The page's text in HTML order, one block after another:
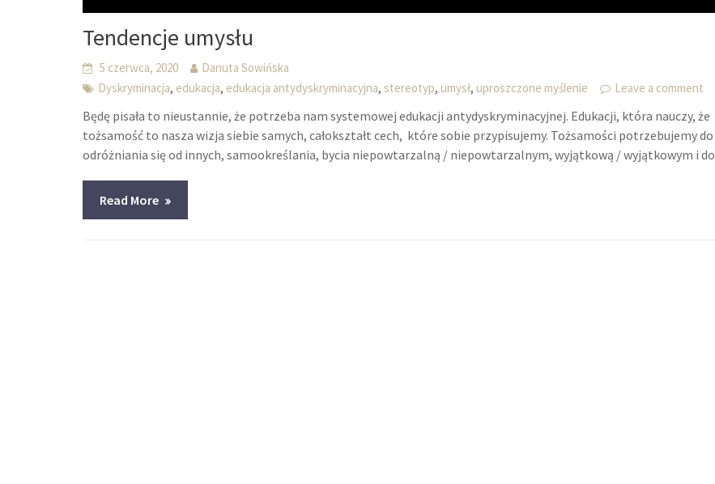
Tendencje umysłu
5 czerwca, 2020
Danuta Sowińska
Dyskryminacja, edukacja, edukacja antydyskryminacyjna,stereotyp,umysł,uproszczone myślenie Leave a comment
Będę pisała to nieustannie, że potrzeba nam systemowej edukacji antydyskryminacyjnej. Edukacji, która nauczy, że
tożsamość to nasza wizja siebie samych, całokształt cech, które sobie przypisujemy. Tożsamości potrzebujemy do
odróżniania się od innych, samookreślania, bycia niepowtarzalną / niepowtarzalnym, wyjątkową / wyjątkowym i do
Read More